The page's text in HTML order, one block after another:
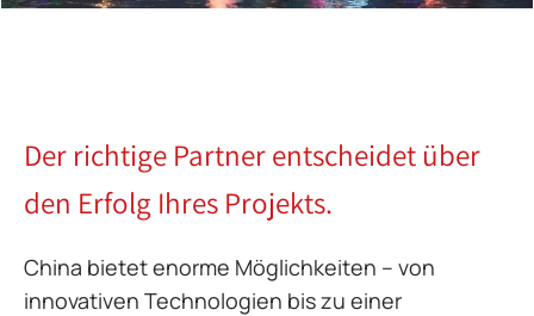
Der richtige Partner entscheidet über
den Erfolg Ihres Projekts.
China bietet enorme Möglichkeiten – von
innovativen Technologien bis zu einer